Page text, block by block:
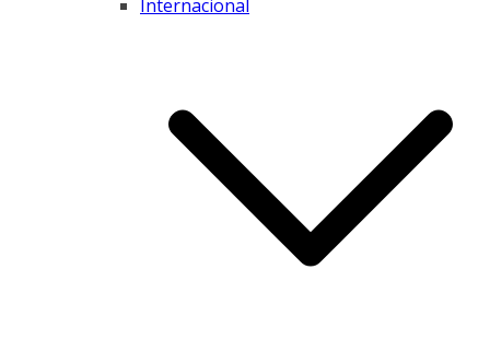
Internacional